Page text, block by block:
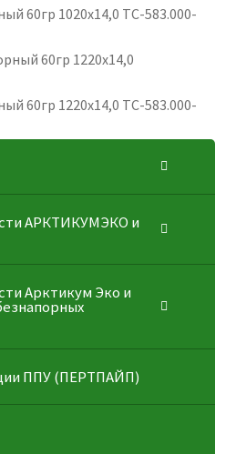
60гр 1020х14,0 ТС-583.000-
60гр 1220х14,0 ТС-583.000-
АРКТИКУМЭКО и
Арктикум Эко и
ППУ (ПЕРТПАЙП)